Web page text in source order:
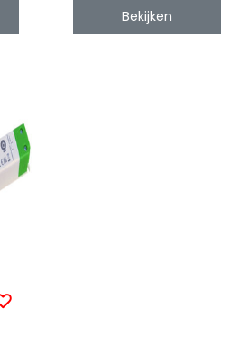
Bekijken